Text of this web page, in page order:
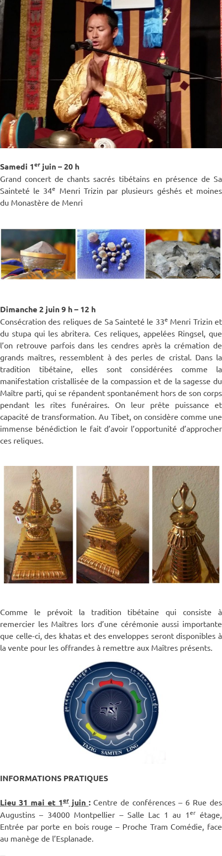
Samedi 1er juin – 20 h
Grand concert de chants sacrés tibétains en présence de Sa
Sainteté le 34e
Menri Trizin par plusieurs géshés et moines
du Monastère de Menri
Dimanche 2 juin9 h – 12 h
Consécration des reliques de Sa Sainteté le 33e Menri Trizin et
du stupa qui les abritera. Ces reliques, appelées Ringsel, que
l’on retrouve parfois dans les cendres après la crémation de
grands maîtres, ressemblent à des perles de cristal. Dans la
tradition tibétaine, elles sont considérées comme la
manifestation cristallisée de la compassion et de la sagesse du
Maître parti, qui se répandent spontanément hors de son corps
pendant les rites funéraires. On leur prête puissance et
capacité de transformation. Au Tibet, on considère comme une
immense bénédiction le fait d’avoir l’opportunité d’approcher
ces reliques.
Comme le prévoit la tradition tibétaine qui consiste à
remercier les Maîtres lors d’une cérémonie aussi importante
que celle-ci, des khatas et des enveloppes seront disponibles à
la vente pour les offrandes à remettre aux Maîtres présents.
INFORMATIONS PRATIQUES
Lieu 31 mai et 1erjuin :Centre de conférences – 6 Rue des
Augustins – 34000 Montpellier – Salle Lac 1 au 1erétage,
Entrée par porte en bois rouge – Proche Tram Comédie, face
au manège de l’Esplanade.